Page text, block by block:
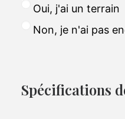
Oui, j'ai un terrain
Non, je n'ai pas
Spécifications